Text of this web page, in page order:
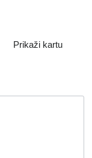
Prikaži kartu